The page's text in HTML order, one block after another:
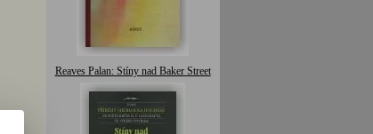
Reaves Palan: Stíny nad Baker Street